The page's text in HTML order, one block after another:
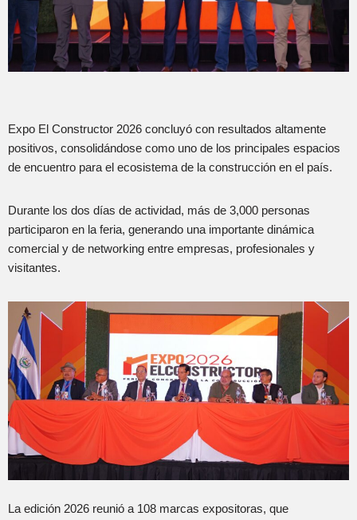
Expo El Constructor 2026 concluyó con resultados altamente
positivos, consolidándose como uno de los principales espacios
de encuentro para el ecosistema de la construcción en el país.
Durante los dos días de actividad, más de 3,000 personas
participaron en la feria, generando una importante dinámica
comercial y de networking entre empresas, profesionales y
visitantes.
La edición 2026 reunió a 108 marcas expositoras, que